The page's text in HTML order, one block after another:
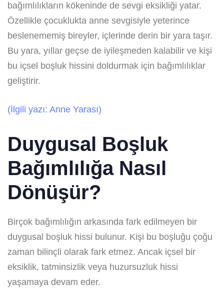
bağımlılıkların kökeninde de sevgi eksikliği yatar.
Özellikle çocuklukta anne sevgisiyle yeterince
beslenememiş bireyler, içlerinde derin bir yara taşır.
Bu yara, yıllar geçse de iyileşmeden kalabilir ve kişi
bu içsel boşluk hissini doldurmak için bağımlılıklar
geliştirir.
(İlgili yazı: Anne Yarası)
Duygusal Boşluk
Bağımlılığa Nasıl
Dönüşür?
Birçok bağımlılığın arkasında fark edilmeyen bir
duygusal boşluk hissi bulunur. Kişi bu boşluğu çoğu
zaman bilinçli olarak fark etmez. Ancak içsel bir
eksiklik, tatminsizlik veya huzursuzluk hissi
yaşamaya devam eder.